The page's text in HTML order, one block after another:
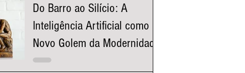
Do Barro ao Silício: A
Inteligência Artificial como o
Novo Golem da Modernidade